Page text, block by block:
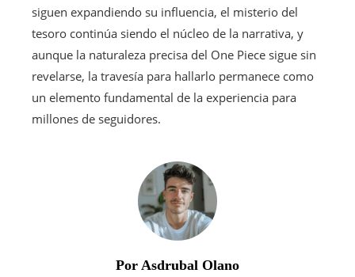
siguen expandiendo su influencia, el misterio del
tesoro continúa siendo el núcleo de la narrativa, y
aunque la naturaleza precisa del One Piece sigue sin
revelarse, la travesía para hallarlo permanece como
un elemento fundamental de la experiencia para
millones de seguidores.
Por Asdrubal Olano